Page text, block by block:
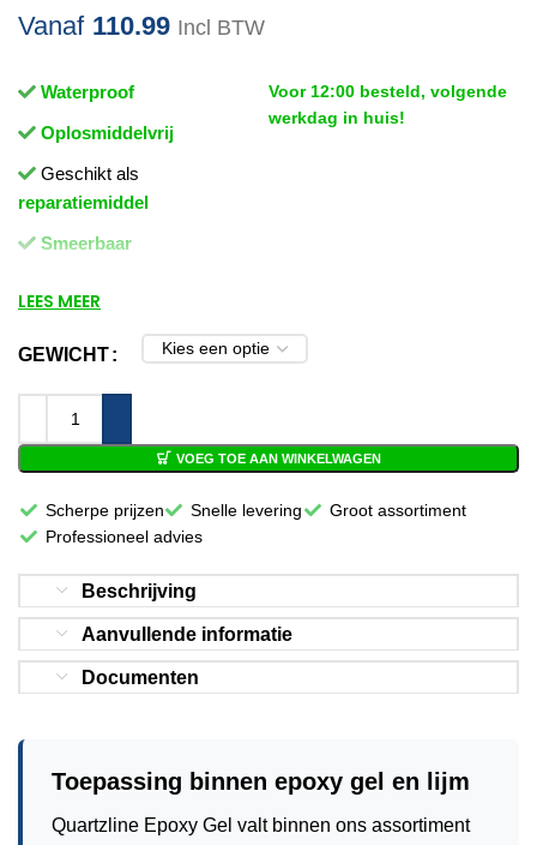
Vanaf 110.99 Incl BTW
Waterproof
Oplosmiddelvrij
Geschikt als
reparatiemiddel
Smeerbaar
Voor 12:00 besteld, volgende
werkdag in huis!
LEES MEER
GEWICHT
VOEG TOE AAN WINKELWAGEN
Scherpe prijzen Snelle levering
Groot assortiment
Professioneel advies
Beschrijving
Aanvullende informatie
Documenten
Toepassing binnen epoxy gel en lijm
Quartzline Epoxy Gel valt binnen ons assortiment